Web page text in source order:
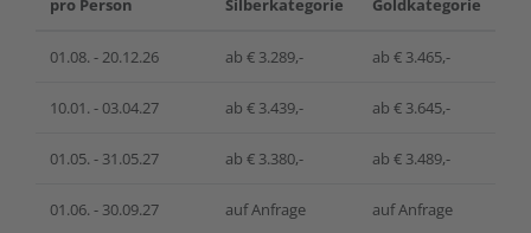
pro Person
Silberkategorie Goldkategorie
01.08. - 20.12.26 ab € 3.289,- ab € 3.465,-
10.01. - 03.04.27 ab € 3.439,- ab € 3.645,-
01.05. - 31.05.27 ab € 3.380,- ab € 3.489,-
01.06. - 30.09.27 auf Anfrage auf Anfrage